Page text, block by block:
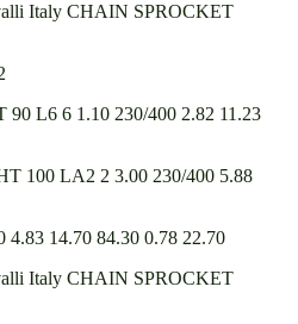
Italy CHAIN SPROCKET
L6 6 1.10 230/400 2.82 11.23
100 LA2 2 3.00 230/400 5.88
14.70 84.30 0.78 22.70
Italy CHAIN SPROCKET